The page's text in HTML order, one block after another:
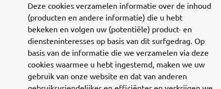
Deze cookies verzamelen informatie over de inhoud
(producten en andere informatie) die u hebt
bekeken en volgen uw (potentiële) product- en
diensteninteresses op basis van dit surfgedrag. Op
basis van de informatie die we verzamelen via deze
cookies waarmee u hebt ingestemd, maken we uw
gebruik van onze website en dat van anderen